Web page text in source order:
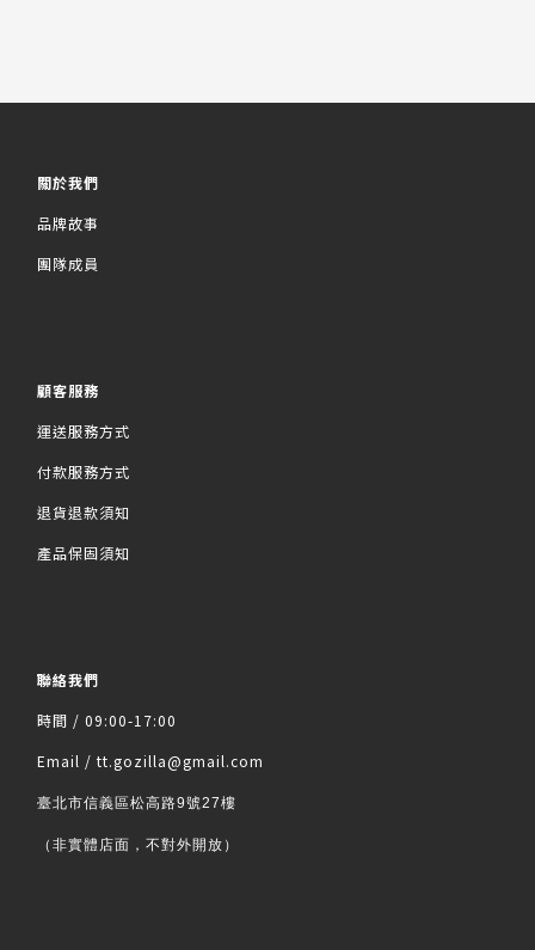
關於我們
品牌故事
團隊成員
顧客服務
運送服務方式
付款服務方式
退貨退款須知
產品保固須知
聯絡我們
時間 / 09:00-17:00
Email / tt.gozilla@gmail.com
臺北市信義區松高路9號27樓
（非實體店面，不對外開放）